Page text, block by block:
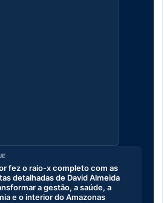
fez o raio-x completo com as
detalhadas de David Almeida
a gestão, a saúde, a
e o interior do Amazonas